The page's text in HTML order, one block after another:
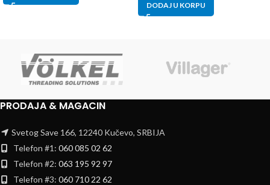
DODAJ U KORPU
PRODAJA & MAGACIN
Svetog Save 166, 12240 Kučevo, SRBIJA
Telefon #1: 060 085 02 62
Telefon #2: 063 195 92 97
Telefon #3: 060 710 22 62